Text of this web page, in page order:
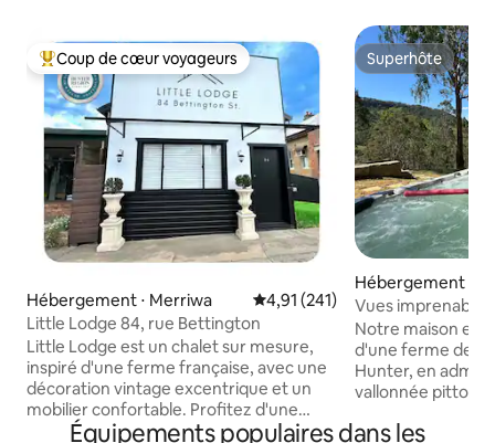
Coups de cœur voyageurs les plus appréciés
Coup de cœur voyageurs
Hébergement ⋅ Merriwa Évaluation moyenne sur la
4,91 (241)
Little Lodge 84, rue Bettington
Little Lodge est un chalet sur mesure,
inspiré d'une ferme française, avec une
décoration vintage excentrique et un
mobilier confortable. Profitez d'une
cuisine bien équipée avec réfrigérateur
Superhôte
Superhôte
Hébergement ⋅
s
Vues imprenables
10 personnes et
Notre maison est
d'une ferme de
Hunter, en
vallonnée
Paterson. Spa 10 places, cheminée,
Équipements populaires dans les